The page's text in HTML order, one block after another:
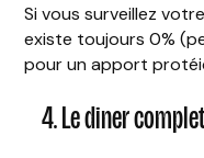
Si vous surveillez
existe toujours 0%
pour un apport
4. Le diner